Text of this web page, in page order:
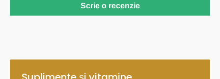
Scrie o recenzie